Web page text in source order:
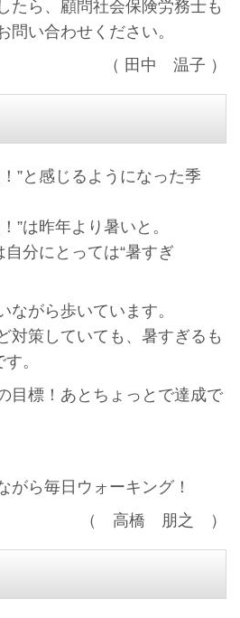
たら、顧問社会保険労務士も
問い合わせください。
（ 田中 温子 ）
”と感じるようになった季
”は昨年より暑いと。
自分にとっては“暑すぎ
ながら歩いています。
対策していても、暑すぎるも
。
目標！あとちょっとで達成で
がら毎日ウォーキング！
（ 高橋 朋之 ）